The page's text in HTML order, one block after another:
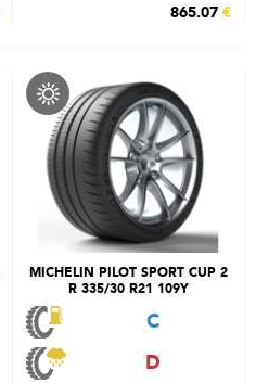
865.07 €
MICHELIN PILOT SPORT CUP 2
R 335/30 R21 109Y
C
D